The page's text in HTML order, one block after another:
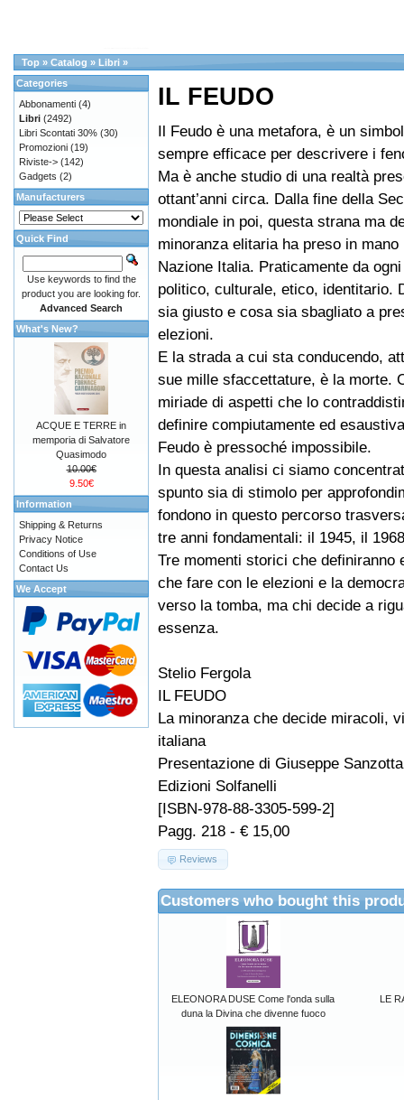
Top » Catalog » Libri »
IL FEUDO
Il Feudo è una metafora, è un
sempre efficace per descrivere i
Ma è anche studio di una realtà
ottant’anni circa. Dalla fine della
mondiale in poi, questa strana ma
minoranza elitaria ha preso in
Nazione Italia. Praticamente da
politico, culturale, etico, identitario.
sia giusto e cosa sia sbagliato a
elezioni.
E la strada a cui sta conducendo,
sue mille sfaccettature, è la morte.
miriade di aspetti che lo
definire compiutamente ed
Feudo è pressoché impossibile.
In questa analisi ci siamo
spunto sia di stimolo per
fondono in questo percorso
tre anni fondamentali: il 1945, il
Tre momenti storici che definiranno
che fare con le elezioni e la
verso la tomba, ma chi decide a
essenza.
Stelio Fergola
IL FEUDO
La minoranza che decide miracoli,
italiana
Presentazione di Giuseppe Sanzotta
Edizioni Solfanelli
[ISBN-978-88-3305-599-2]
Pagg. 218 - € 15,00
Reviews
Customers who bought this
ELEONORA DUSE Come l'onda sulla
duna la Divina che divenne fuoco
LE
Categories
Abbonamenti (4)
Libri (2492)
Libri Scontati 30% (30)
Promozioni (19)
Riviste-> (142)
Gadgets (2)
Manufacturers
Quick Find
Use keywords to find the
product you are looking for.
Advanced Search
What's New?
ACQUE E TERRE in
memporia di Salvatore
Quasimodo
10.00€
9.50€
Information
Shipping & Returns
Privacy Notice
Conditions of Use
Contact Us
We Accept